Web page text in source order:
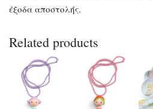
έξοδα αποστολής.
Related products